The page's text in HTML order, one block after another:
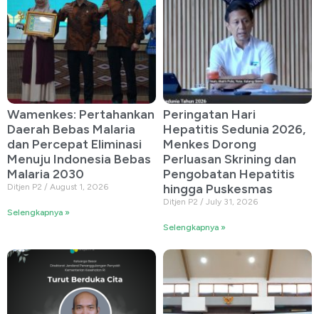
Wamenkes: Pertahankan
Daerah Bebas Malaria
dan Percepat Eliminasi
Menuju Indonesia Bebas
Malaria 2030
Ditjen P2 August 1, 2026
Selengkapnya »
Peringatan Hari
Hepatitis Sedunia 2026,
Menkes Dorong
Perluasan Skrining dan
Pengobatan Hepatitis
hingga Puskesmas
Ditjen P2 July 31, 2026
Selengkapnya »